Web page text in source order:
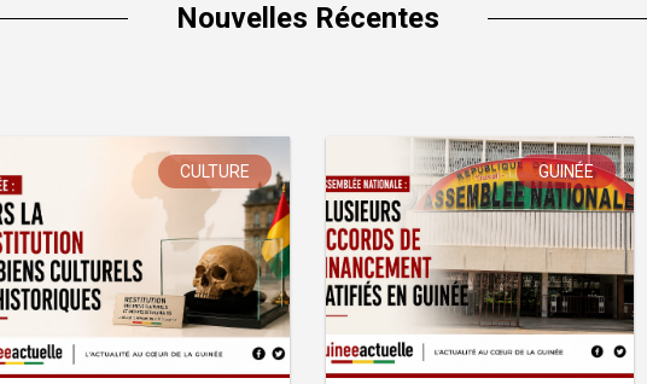
Nouvelles Récentes
CULTURE GUINÉE